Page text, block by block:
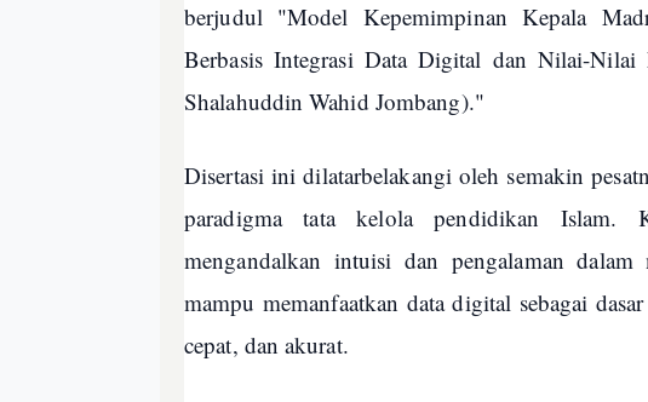
berjudul "Model Kepemimpinan Kepala
Berbasis Integrasi Data Digital dan Nilai-
Shalahuddin Wahid Jombang)."
Disertasi ini dilatarbelakangi oleh semakin
paradigma tata kelola pendidikan Islam.
mengandalkan intuisi dan pengalaman
mampu memanfaatkan data digital sebagai
cepat, dan akurat.